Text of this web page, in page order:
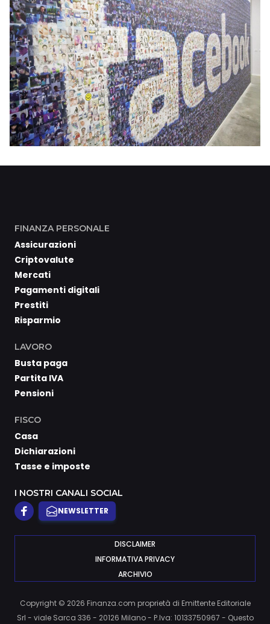
FINANZA PERSONALE
Assicurazioni
Criptovalute
Mercati
Pagamenti digitali
Prestiti
Risparmio
LAVORO
Busta paga
Partita IVA
Pensioni
FISCO
Casa
Dichiarazioni
Tasse e imposte
I NOSTRI CANALI SOCIAL
NEWSLETTER
DISCLAIMER
INFORMATIVA PRIVACY
ARCHIVIO
Copyright © 2026 Finanza.com proprietà di Emittente Editoriale
Srl - viale Sarca 336 - 20126 Milano - P.Iva: 10133750967 - Questo